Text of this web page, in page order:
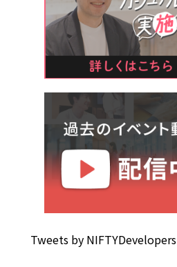
Tweets by NIFTYDevelopers